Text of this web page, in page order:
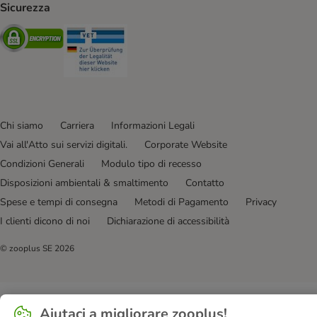
Sicurezza
Security
Chi siamo Carriera
Informazioni Legali
Vai all'Atto sui servizi digitali.
Corporate Website
Condizioni Generali
Modulo tipo di recesso
Disposizioni ambientali & smaltimento
Contatto
Spese e tempi di consegna
Metodi di Pagamento
Privacy
I clienti dicono di noi
Dichiarazione di accessibilità
© zooplus SE 2026